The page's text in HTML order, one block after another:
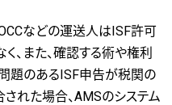
などの運送人はISF許可
、また、確認する術や権利
問題のあるISF申告が税関の
れた場合、AMSのシステム